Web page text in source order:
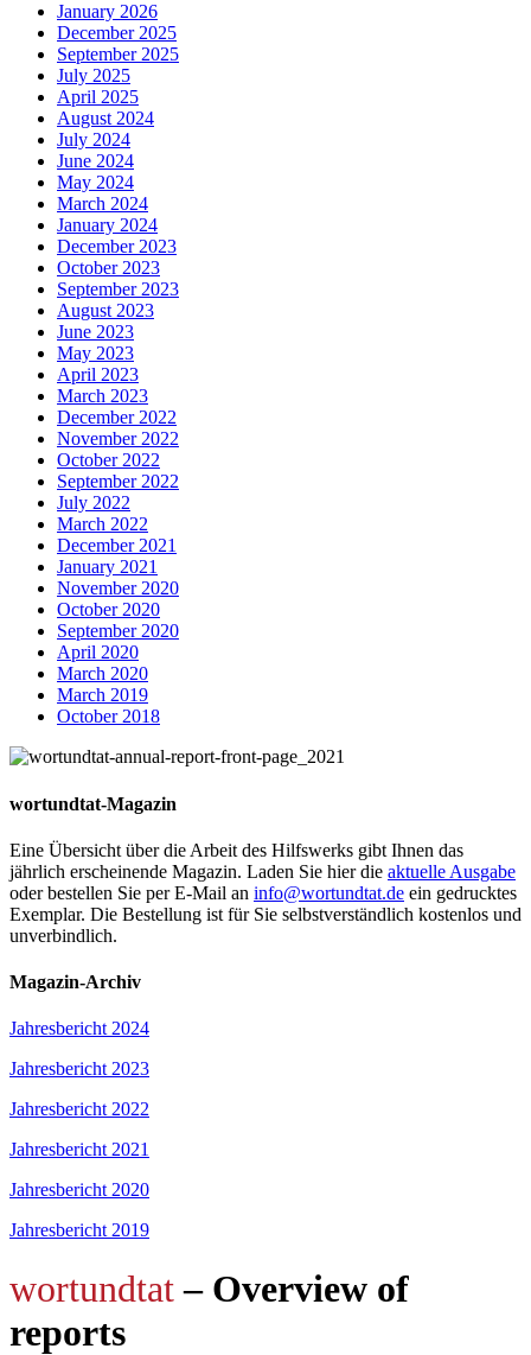
January 2026
December 2025
September 2025
July 2025
April 2025
August 2024
July 2024
June 2024
May 2024
March 2024
January 2024
December 2023
October 2023
September 2023
August 2023
June 2023
May 2023
April 2023
March 2023
December 2022
November 2022
October 2022
September 2022
July 2022
March 2022
December 2021
January 2021
November 2020
October 2020
September 2020
April 2020
March 2020
March 2019
October 2018
wortundtat-Magazin
Eine Übersicht über die Arbeit des Hilfswerks gibt Ihnen das
jährlich erscheinende Magazin. Laden Sie hier die aktuelle Ausgabe
oder bestellen Sie per E-Mail an info@wortundtat.de ein gedrucktes
Exemplar. Die Bestellung ist für Sie selbstverständlich kostenlos und
unverbindlich.
Magazin-Archiv
Jahresbericht 2024
Jahresbericht 2023
Jahresbericht 2022
Jahresbericht 2021
Jahresbericht 2020
Jahresbericht 2019
wortundtat– Overview of
reports